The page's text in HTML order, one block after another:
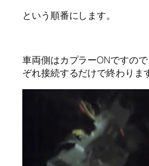
という順番にします。
車両側はカプラーONですの
ぞれ接続するだけで終わりま